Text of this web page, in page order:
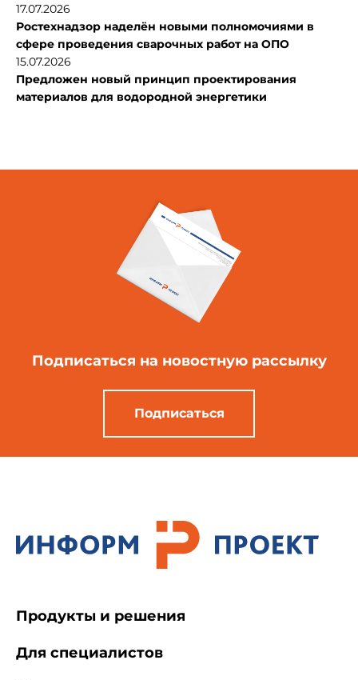
17.07.2026
Ростехнадзор наделён новыми полномочиями в
сфере проведения сварочных работ на ОПО
15.07.2026
Предложен новый принцип проектирования
материалов для водородной энергетики
Подписаться на новостную рассылку
Подписаться
Продукты и решения
Для специалистов